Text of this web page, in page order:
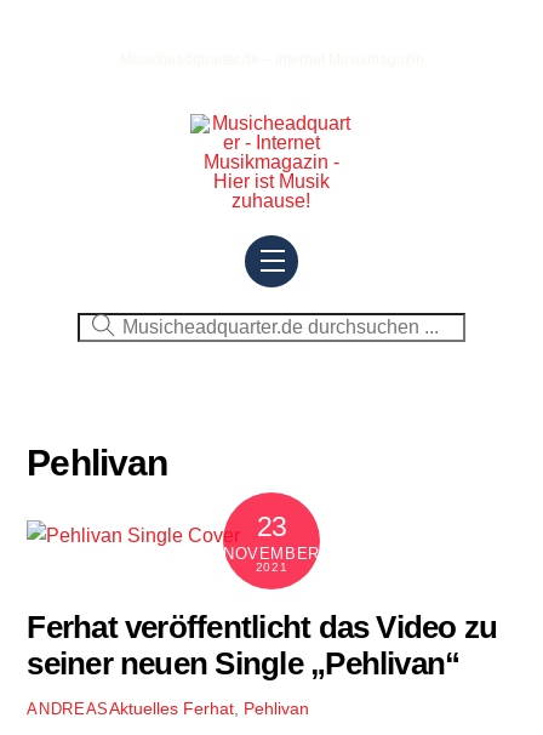
Menu
Pehlivan
23
NOVEMBER
2021
Ferhat veröffentlicht das Video zu
seiner neuen Single „Pehlivan“
ANDREASAktuelles Ferhat, Pehlivan